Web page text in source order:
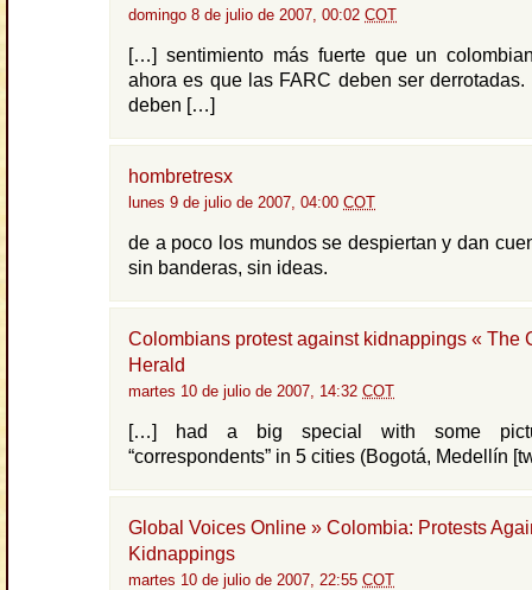
domingo 8 de julio de 2007, 00:02 COT
[…] sentimiento más fuerte que un
ahora es que las FARC deben ser derrotadas.
deben […]
hombretresx
lunes 9 de julio de 2007, 04:00 COT
de a poco los mundos se despiertan y dan
sin banderas, sin ideas.
Colombians protest against kidnappings « The
Herald
martes 10 de julio de 2007, 14:32 COT
[…] had a big special with some
“correspondents” in 5 cities (Bogotá, Medellín
Global Voices Online » Colombia: Protests
Kidnappings
martes 10 de julio de 2007, 22:55 COT